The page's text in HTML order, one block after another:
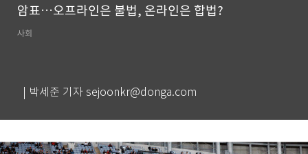
암표…오프라인은 불법, 온라인은 합법?
사회
| 박세준 기자 sejoonkr@donga.com